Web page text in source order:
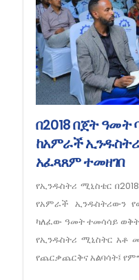
በ2018 በጀት ዓመት
ከአምራች
አፈጻጸም ተመዘገበ
የኢንዱስትሪ ሚኒስቴር
የአምራች ኢንዱስትሪውን
ካለፈው ዓመት ተመሳሳይ ወቅት
የኢንዱስትሪ ሚኒስትር አቶ
የጨርቃጨርቅና አልባሳት፤